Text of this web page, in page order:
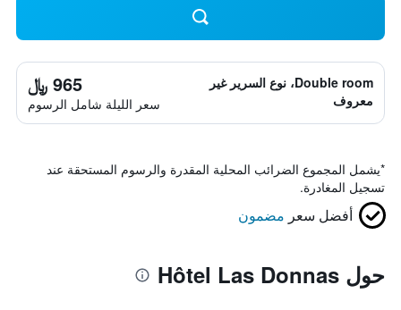
Double room، نوع السرير غير
معروف
965 ﷼
سعر الليلة شامل الرسوم
*يشمل المجموع الضرائب المحلية المقدرة والرسوم المستحقة عند
تسجيل المغادرة.
أفضل سعر مضمون
حول Hôtel Las Donnas